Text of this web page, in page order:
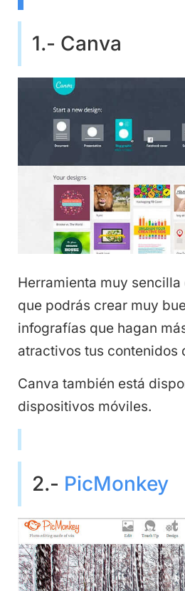
1.- Canva
Herramienta muy
que podrás crear muy
infografías que hagan
atractivos tus contenidos
Canva también está
dispositivos móviles.
2.- PicMonkey